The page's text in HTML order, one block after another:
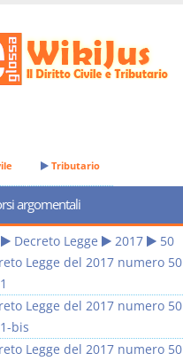
Tributario
argomentali
Decreto Legge 2017
50
Legge del 2017 numero 50
Legge del 2017 numero 50
bis
Legge del 2017 numero 50